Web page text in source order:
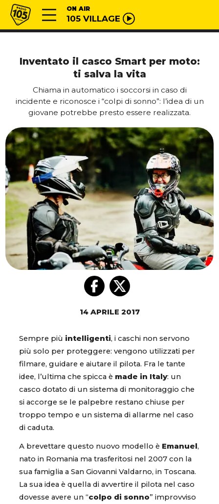
Vai al contenuto
Radio 105 ON AIR
105 VILLAGE
Inventato il casco Smart per moto:
ti salva la vita
Chiama in automatico i soccorsi in caso di
incidente e riconosce i “colpi di sonno”: l’idea di un
giovane potrebbe presto essere realizzata.
14 APRILE 2017
Sempre più intelligenti, i caschi non servono
più solo per proteggere: vengono utilizzati per
filmare, guidare e aiutare il pilota. Fra le tante
idee, l’ultima che spicca è made in Italy: un
casco dotato di un sistema di monitoraggio che
si accorge se le palpebre restano chiuse per
troppo tempo e un sistema di allarme nel caso
di caduta.
A brevettare questo nuovo modello è Emanuel,
nato in Romania ma trasferitosi nel 2007 con la
sua famiglia a San Giovanni Valdarno, in Toscana.
La sua idea è quella di avvertire il pilota nel caso
dovesse avere un “colpo di sonno” improvviso